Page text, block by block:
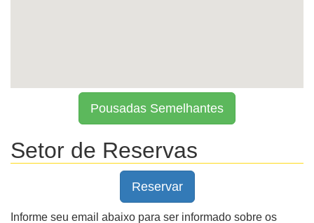
Pousadas Semelhantes
Setor de Reservas
Reservar
Informe seu email abaixo para ser informado sobre os